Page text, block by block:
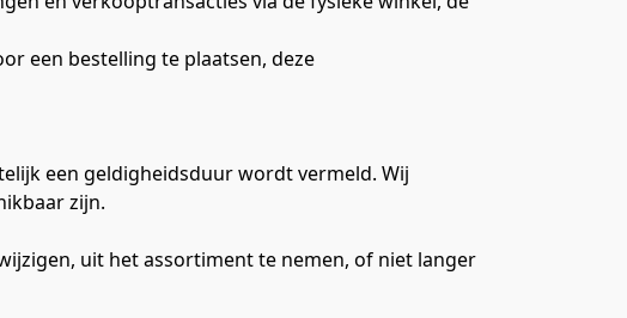
een bestelling te plaatsen, deze
een geldigheidsduur wordt vermeld. Wij
zijn.
uit het assortiment te nemen, of niet langer